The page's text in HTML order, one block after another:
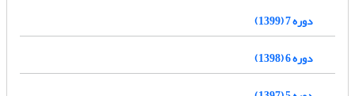
دوره 7 (1399)
دوره 6 (1398)